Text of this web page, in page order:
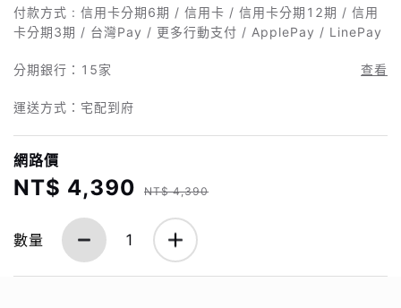
付款方式 : 信用卡分期6期 / 信用卡 / 信用卡分期12期 / 信用
卡分期3期 / 台灣Pay / 更多行動支付 / ApplePay / LinePay
分期銀行： 15家 查看
運送方式：宅配到府
網路價
NT$ 4,390 NT$ 4,390
數量 1